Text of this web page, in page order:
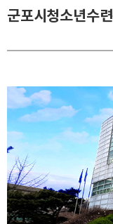
군포시청소년수